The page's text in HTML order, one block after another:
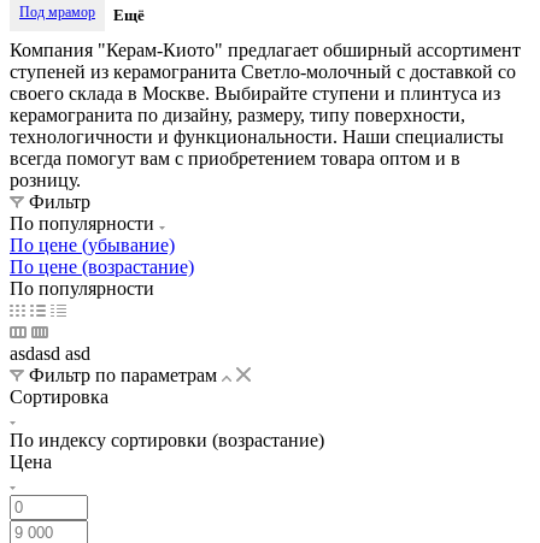
Светло-молочный
Слоновая кость Тёмно-бежевый Тёмно-коричневый
Тёмно-серый Тёмный Чёрный Шампань Дуб
Под мрамор Ещё
Компания "Керам-Киото" предлагает обширный ассортимент
ступеней из керамогранита Светло-молочный с доставкой со
своего склада в Москве. Выбирайте ступени и плинтуса из
керамогранита по дизайну, размеру, типу поверхности,
технологичности и функциональности. Наши специалисты
всегда помогут вам с приобретением товара оптом и в
розницу.
Фильтр
По популярности
По цене (убывание)
По цене (возрастание)
По популярности
asdasd asd
Фильтр по параметрам
Сортировка
По индексу сортировки (возрастание)
Цена